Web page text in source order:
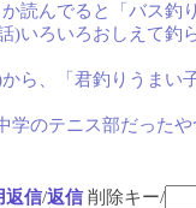
読んでると「バス釣
)いろいろおしえて釣
ら、「君釣りうまい
学のテニス部だった
返信/返信 削除キー/